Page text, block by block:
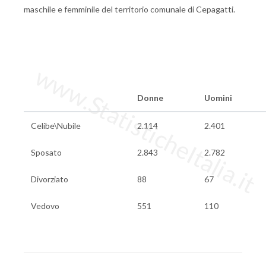
maschile e femminile del territorio comunale di Cepagatti.
Donne Uomini
Celibe\Nubile 2.114 2.401
Sposato 2.843 2.782
Divorziato 88 67
Vedovo 551 110
www.StatisticheItalia.it